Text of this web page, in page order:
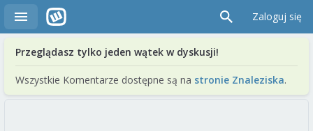
Zaloguj się
Przeglądasz tylko jeden wątek w dyskusji!
Wszystkie Komentarze dostępne są na stronie Znaleziska.